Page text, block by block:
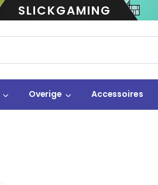
SLICKGAMING
Overige Accessoires